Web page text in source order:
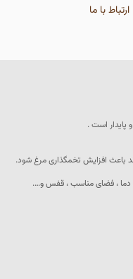
ارتباط با ما
است .
باعث افزایش تخمگذاری مرغ شود.
دما ، فضای مناسب ، قفس و….